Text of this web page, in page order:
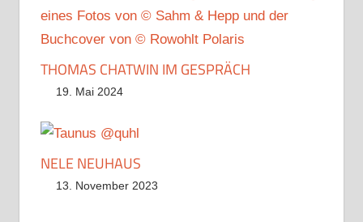
THOMAS CHATWIN IM GESPRÄCH
19. Mai 2024
NELE NEUHAUS
13. November 2023